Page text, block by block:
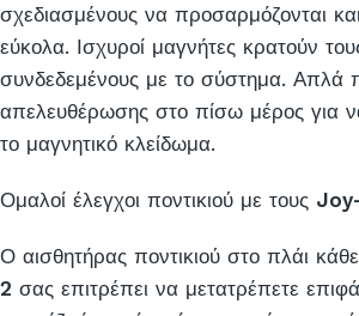
σχεδιασμένους να προσαρμόζονται
εύκολα. Ισχυροί μαγνήτες κρατούν
συνδεδεμένους με το σύστημα. Απλά
απελευθέρωσης στο πίσω μέρος για
το μαγνητικό κλείδωμα.
Ομαλοί έλεγχοι ποντικιού με τους
Ο αισθητήρας ποντικιού στο πλάι
2 σας επιτρέπει να μετατρέπετε